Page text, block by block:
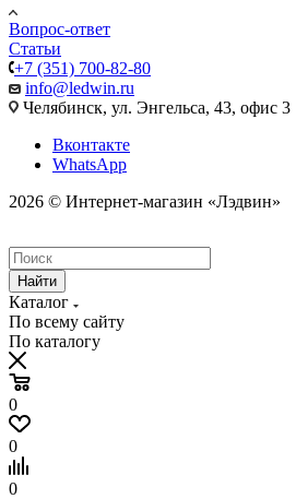
Вопрос-ответ
Статьи
+7 (351) 700-82-80
info@ledwin.ru
Челябинск, ул. Энгельса, 43, офис 3
Вконтакте
WhatsApp
2026 © Интернет-магазин «Лэдвин»
Найти
Каталог
По всему сайту
По каталогу
0
0
0